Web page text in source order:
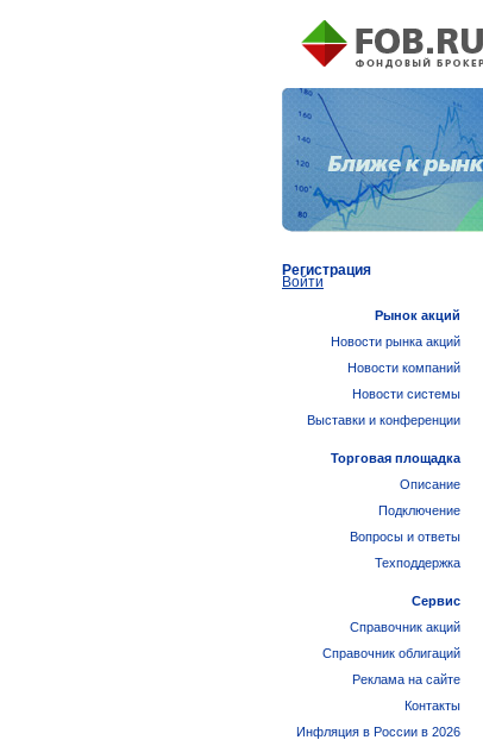
Регистрация
Войти
Рынок акций
Новости рынка акций
Новости компаний
Новости системы
Выставки и конференции
Торговая площадка
Описание
Подключение
Вопросы и ответы
Техподдержка
Сервис
Справочник акций
Справочник облигаций
Реклама на сайте
Контакты
Инфляция в России в 2026